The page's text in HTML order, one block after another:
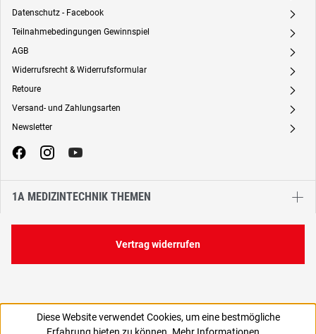
Datenschutz - Facebook A
Teilnahmebedingungen Gewinnspiel A
AGB A
Widerrufsrecht & Widerrufsformular A
Retoure A
Versand- und Zahlungsarten A
Newsletter A
1A MEDIZINTECHNIK THEMEN
Vertrag widerrufen
Diese Website verwendet Cookies, um eine bestmögliche